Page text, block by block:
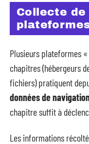
Collecte de
Plusieurs plateformes
chapitres (hébergeurs
fichiers) pratiquent
données de
chapitre suffit à
Les informations